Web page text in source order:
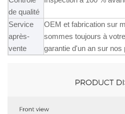
de qualité
Service
après-
vente
OEM et fabrication sur
sommes toujours à
garantie d'un an sur nos